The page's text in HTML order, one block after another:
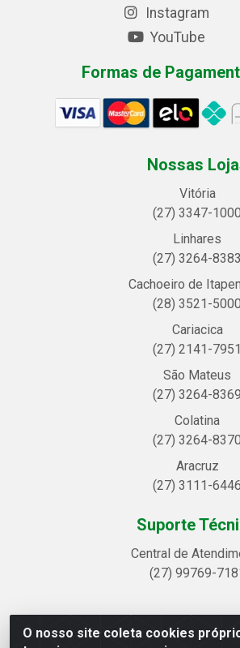
O nosso site coleta cookies
Instagram
YouTube
Formas de
Nossas
Vitória
(27) 3347-1000
Linhares
(27) 3264-8383
Cachoeiro de
(28) 3521-5000
Cariacica
(27) 2141-7951
São Mateus
(27) 3264-8369
Colatina
(27) 3264-8370
Aracruz
(27) 3111-6446
Suporte
Central de
(27) 99769-
Linhavix Distribuidora LTDA - Avenida